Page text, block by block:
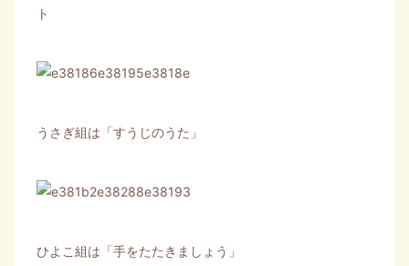
ト
うさぎ組は「すうじのうた」
ひよこ組は「手をたたきましょう」